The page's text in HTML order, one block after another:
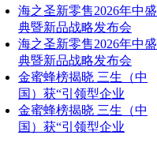
海之圣新零售2026年中盛
典暨新品战略发布会
海之圣新零售2026年中盛
典暨新品战略发布会
金蜜蜂榜揭晓 三生（中
国）获“引领型企业
金蜜蜂榜揭晓 三生（中
国）获“引领型企业